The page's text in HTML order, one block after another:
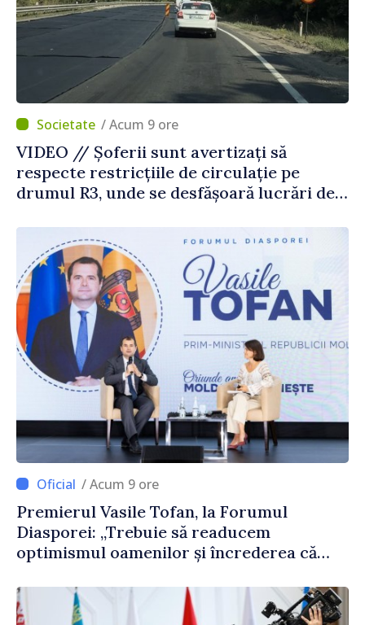
/ Acum 9 ore
VIDEO // Șoferii sunt avertizați să
respecte restricțiile de circulație pe
drumul R3, unde se desfășoară lucrări de
/ Acum 9 ore
Premierul Vasile Tofan, la Forumul
Diasporei: „Trebuie să readucem
optimismul oamenilor și încrederea că
corectă”